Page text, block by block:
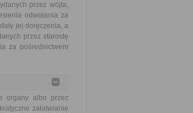
przez wójta,
odwołania za
jej doręczenia, a
przez starostę
za pośrednictwem
organy albo przez
załatwianie